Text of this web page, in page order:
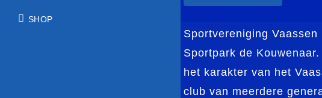
SHOP
Sportvereniging
Sportpark de
het karakter van het
club van meerdere